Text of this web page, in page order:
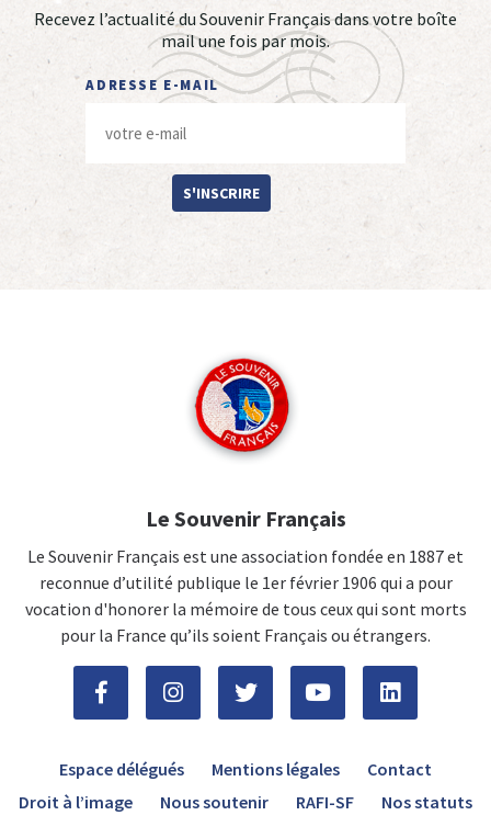
Recevez l’actualité du Souvenir Français dans votre boîte
mail une fois par mois.
ADRESSE E-MAIL
S'INSCRIRE
Le Souvenir Français
Le Souvenir Français est une association fondée en 1887 et
reconnue d’utilité publique le 1er février 1906 qui a pour
vocation d'honorer la mémoire de tous ceux qui sont morts
pour la France qu’ils soient Français ou étrangers.
Espace délégués Mentions légales
Contact
Droit à l’image
Nous soutenir RAFI-SF Nos statuts